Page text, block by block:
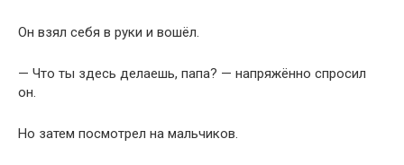
Он взял себя в руки и вошёл.
— Что ты здесь делаешь, папа? — напряжённо спросил
он.
Но затем посмотрел на мальчиков.